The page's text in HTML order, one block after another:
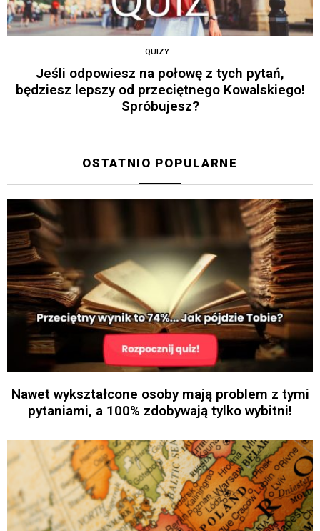
QUIZY
Jeśli odpowiesz na połowę z tych pytań,
będziesz lepszy od przeciętnego Kowalskiego!
Spróbujesz?
OSTATNIO POPULARNE
Nawet wykształcone osoby mają problem z tymi
pytaniami, a 100% zdobywają tylko wybitni!